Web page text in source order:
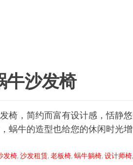
牛沙发椅
椅，简约而富有设计感，恬静
蜗牛的造型也给您的休闲时光
发椅, 沙发租赁, 老板椅, 蜗牛躺椅, 设计师椅